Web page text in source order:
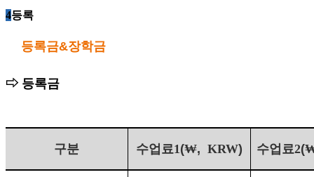
4등록
등록금&장학금
⇨ 등록금
구분 수업료1 (₩, KRW) 수업료2(